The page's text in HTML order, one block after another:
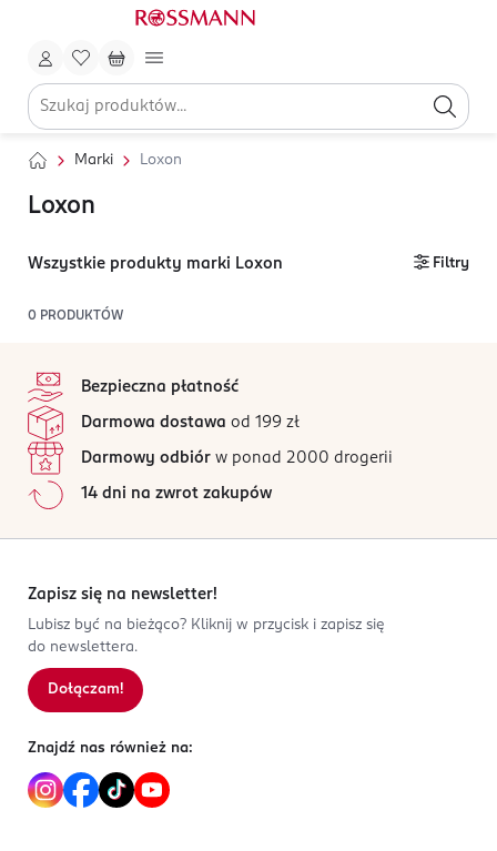
Marki Loxon
Loxon
Wszystkie produkty marki Loxon Filtry
0 PRODUKTÓW
Bezpieczna płatność
Darmowa dostawa od 199 zł
Darmowy odbiór w ponad 2000 drogerii
14 dni na zwrot zakupów
Zapisz się na newsletter!
Lubisz być na bieżąco? Kliknij w przycisk i zapisz się
do newslettera.
Dołączam!
Znajdź nas również na: